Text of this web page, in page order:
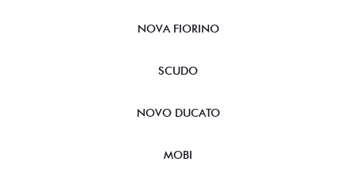
NOVA FIORINO
SCUDO
NOVO DUCATO
MOBI